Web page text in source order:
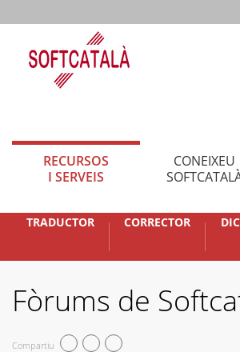
RECURSOS
I SERVEIS
CONEIXEU
TRADUCTOR CORRECTOR
Fòrums de
Compartiu